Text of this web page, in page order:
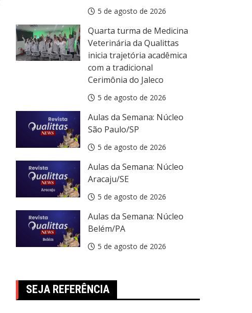
5 de agosto de 2026
Quarta turma de Medicina
Veterinária da Qualittas
inicia trajetória acadêmica
com a tradicional
Cerimônia do Jaleco
5 de agosto de 2026
Aulas da Semana: Núcleo
São Paulo/SP
5 de agosto de 2026
Aulas da Semana: Núcleo
Aracaju/SE
5 de agosto de 2026
Aulas da Semana: Núcleo
Belém/PA
5 de agosto de 2026
SEJA REFERÊNCIA